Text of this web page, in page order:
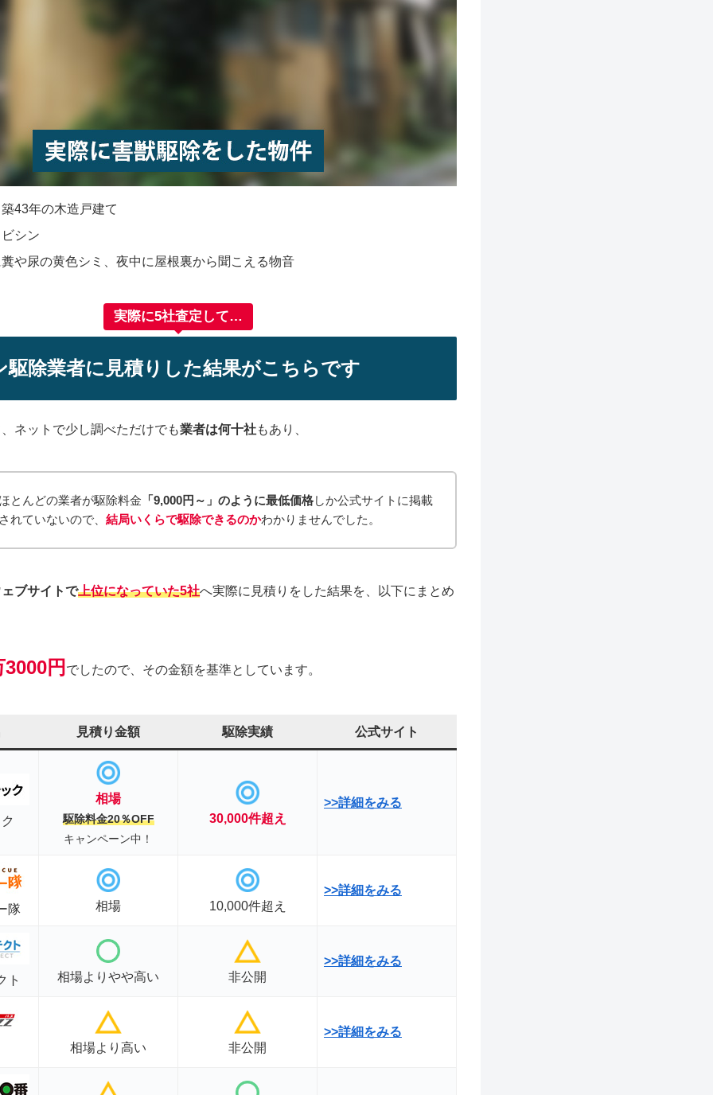
築43年の木造戸建て
シン
や尿の黄色シミ、夜中に屋根裏から聞こえる物音
実際に5社査定して…
駆除業者に見積りした結果がこちらです
ネットで少し調べただけでも業者は何十社もあり、
とんどの業者が駆除料金 「9,000円～」のように最低価格しか公式サイトに掲載
れていないので、結局いくらで駆除できるのかわかりませんでした。
ブサイトで上位になっていた5社へ実際に見積りをした結果を、以下にまとめ
円 でしたので、その金額を基準としています。
見積り金額 駆除実績 公式サイト
相場
駆除料金20％OFF
キャンペーン中！
30,000件超え
>>詳細をみる
隊 相場 10,000件超え
>>詳細をみる
ト 相場よりやや高い 非公開
>>詳細をみる
相場より高い 非公開
>>詳細をみる